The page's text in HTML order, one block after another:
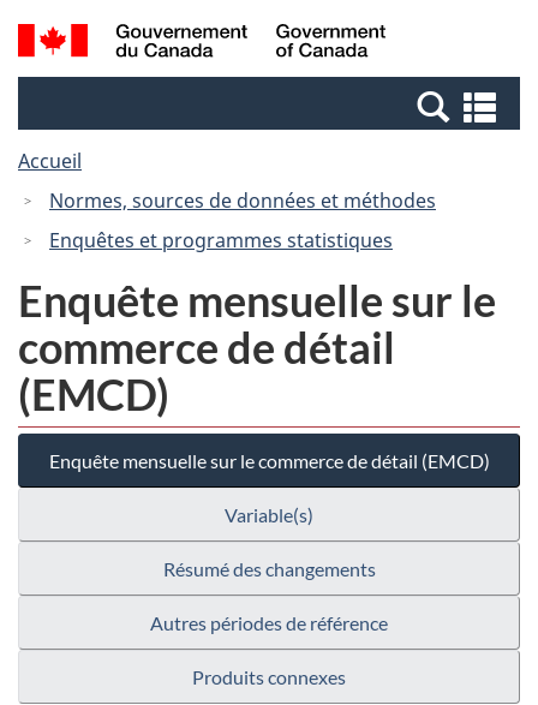
Passer
au
Passer
à
Canada
Recherche
et
et
Accueil
Normes, sources de données et méthodes
Enquêtes et programmes statistiques
Enquête mensuelle sur le
commerce de détail
(EMCD)
Enquête mensuelle sur le commerce de détail (EMCD)
Variable(s)
Résumé des changements
Autres périodes de référence
Produits connexes